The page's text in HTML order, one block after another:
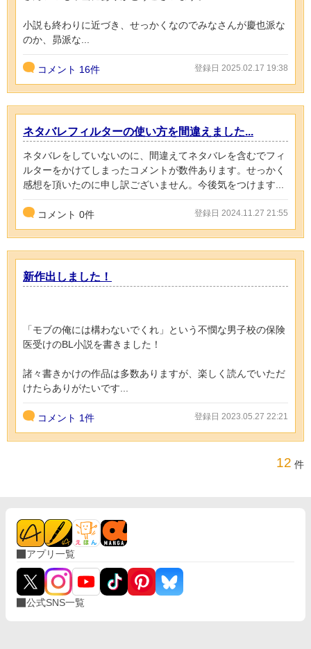
小説も終わりに近づき、せっかくなのでみなさんが慶也派な
のか、昴派な...
コメント 16件 登録日 2025.02.17 19:38
ネタバレフィルターの使い方を間違えました...
ネタバレをしていないのに、間違えてネタバレを含むでフィ
ルターをかけてしまったコメントが数件あります。せっかく
感想を頂いたのに申し訳ございません。今後気をつけます...
コメント 0件 登録日 2024.11.27 21:55
新作出しました！
「モブの俺には構わないでくれ」という不憫な男子校の保険
医受けのBL小説を書きました！
諸々書きかけの作品は多数ありますが、楽しく読んでいただ
けたらありがたいです...
コメント 1件 登録日 2023.05.27 22:21
12 件
アプリ一覧
公式SNS一覧